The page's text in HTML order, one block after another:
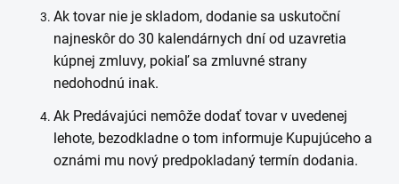
Ak tovar nie je skladom, dodanie sa uskutoční
najneskôr do 30 kalendárnych dní od uzavretia
kúpnej zmluvy, pokiaľ sa zmluvné strany
nedohodnú inak.
Ak Predávajúci nemôže dodať tovar v uvedenej
lehote, bezodkladne o tom informuje Kupujúceho a
oznámi mu nový predpokladaný termín dodania.